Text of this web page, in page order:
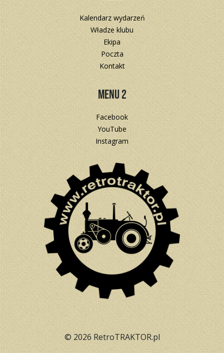
Kalendarz wydarzeń
Władze klubu
Ekipa
Poczta
Kontakt
Menu 2
Facebook
YouTube
Instagram
© 2026 RetroTRAKTOR.pl